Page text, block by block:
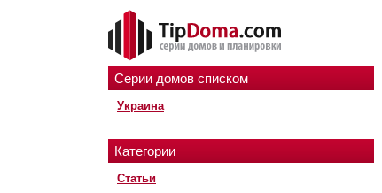
Серии домов списком
Украина
Категории
Статьи